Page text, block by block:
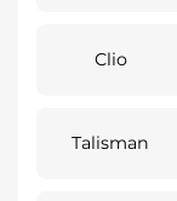
Clio
Talisman